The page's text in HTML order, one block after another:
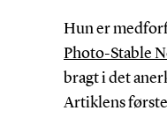
Hun er
Photo-Stable
bragt i det
Artiklens